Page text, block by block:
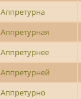
Аппретурна
Аппретурная
Аппретурнее
Аппретурней
Аппретурно